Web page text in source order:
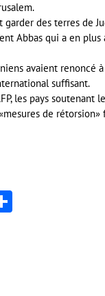
des terres de
Abbas qui a en
avaient
suffisant.
les pays
de rétorsion»